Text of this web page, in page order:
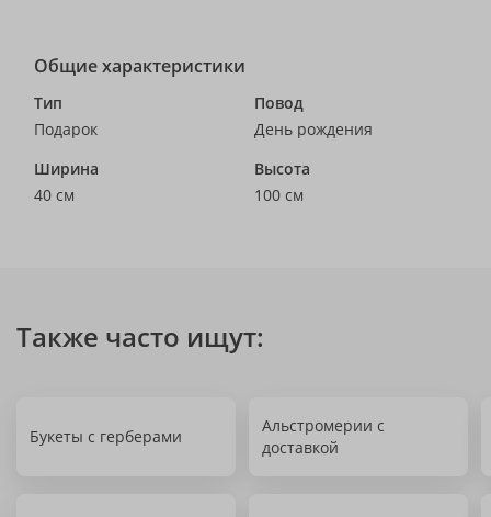
Общие характеристики
Тип
Подарок
Повод
День рождения
Ширина
40 см
Высота
100 см
Также часто ищут:
Букеты с герберами
Альстромерии с
доставкой